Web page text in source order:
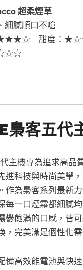
超柔煙草
細膩順口不嗆
甜度：
梟客五代
主機專為追求高品
進科技與時尚美學
作為梟客系列最新
每一口煙霧都細膩
鬱飽滿的口感，皆
，完美滿足個性化需
備高效能電池與快